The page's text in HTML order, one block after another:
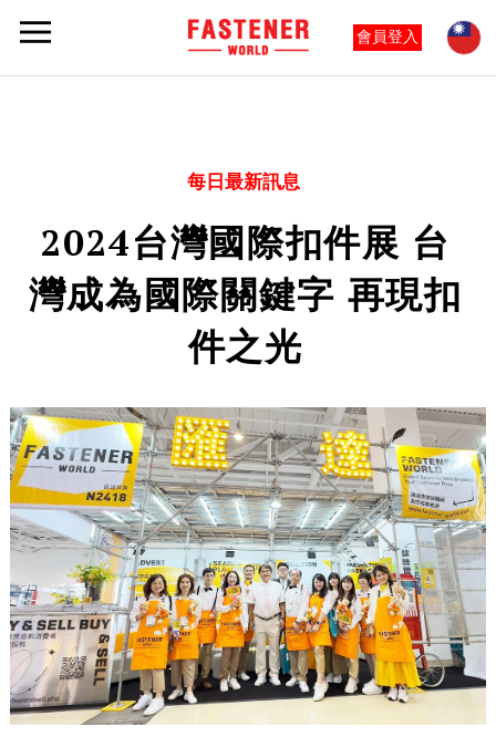
會員登入
每日最新訊息
2024台灣國際扣件展 台
灣成為國際關鍵字 再現扣
件之光